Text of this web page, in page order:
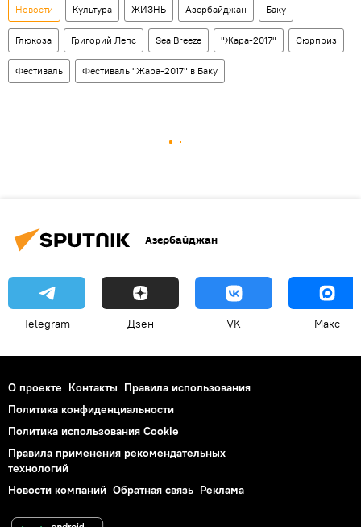
Новости Культура ЖИЗНЬ Азербайджан Баку
Глюкоза Григорий Лепс Sea Breeze "Жара-2017" Сюрприз
Фестиваль Фестиваль "Жара-2017" в Баку
Азербайджан
Telegram Дзен VK Макс
О проекте Контакты Правила использования
Политика конфиденциальности
Политика использования Cookie
Правила применения рекомендательных
технологий
Новости компаний Обратная связь Реклама